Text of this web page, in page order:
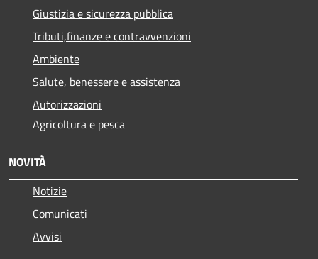
Giustizia e sicurezza pubblica
Tributi,finanze e contravvenzioni
Ambiente
Salute, benessere e assistenza
Autorizzazioni
Agricoltura e pesca
NOVITÀ
Notizie
Comunicati
Avvisi